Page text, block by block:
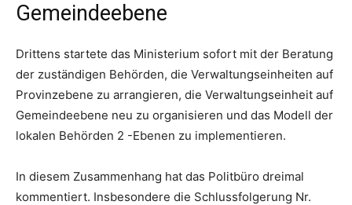
Gemeindeebene
Drittens startete das Ministerium sofort mit der Beratung
der zuständigen Behörden, die Verwaltungseinheiten auf
Provinzebene zu arrangieren, die Verwaltungseinheit auf
Gemeindeebene neu zu organisieren und das Modell der
lokalen Behörden 2 -Ebenen zu implementieren.
In diesem Zusammenhang hat das Politbüro dreimal
kommentiert. Insbesondere die Schlussfolgerung Nr.